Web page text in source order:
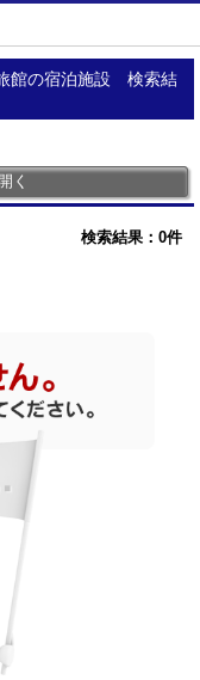
館の宿泊施設 検索結
く
検索結果： 0件